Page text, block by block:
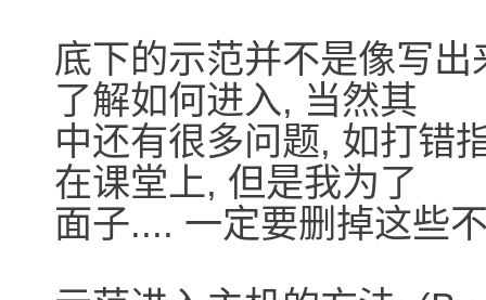
底下的示范并不是像写
了解如何进入, 当然其
中还有很多问题, 如打错
在课堂上, 但是我为了
面子.... 一定要删掉这些